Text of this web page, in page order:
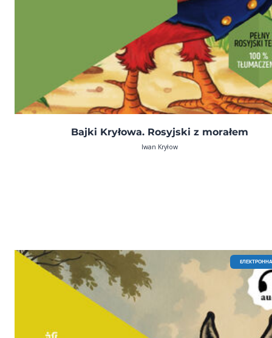
Bajki Kryłowa. Rosyjski z morałem
Iwan Kryłow